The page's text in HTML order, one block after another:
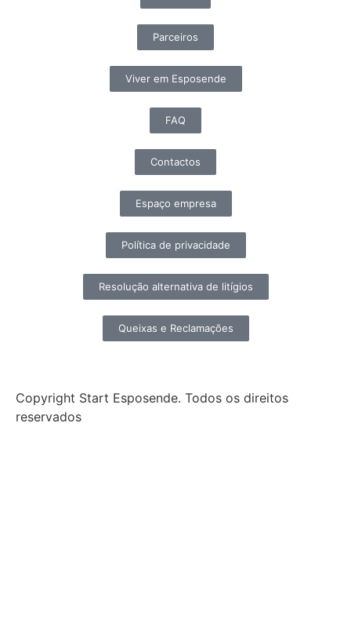
Parceiros
Viver em Esposende
FAQ
Contactos
Espaço empresa
Política de privacidade
Resolução alternativa de litígios
Queixas e Reclamações
Copyright Start Esposende. Todos os direitos
reservados